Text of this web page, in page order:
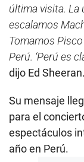
última visita. La
escalamos
Tomamos
Perú. ‘Perú es
dijo Ed Sheeran.
Su mensaje
para el
espectáculos
año en Perú.